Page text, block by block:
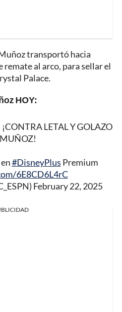
transportó hacia
al arco, para sellar el
Palace.
HOY:
LETAL Y GOLAZO
#DisneyPlus Premium
6E8CD6L4rC
February 22, 2025